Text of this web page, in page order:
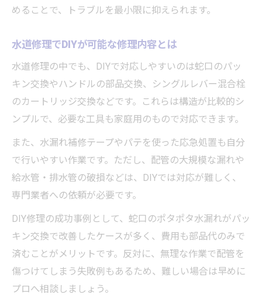
めることで、トラブルを最小限に抑えられます。
水道修理でDIYが可能な修理内容とは
水道修理の中でも、DIYで対応しやすいのは蛇口のパッ
キン交換やハンドルの部品交換、シングルレバー混合栓
のカートリッジ交換などです。これらは構造が比較的シ
ンプルで、必要な工具も家庭用のもので対応できます。
また、水漏れ補修テープやパテを使った応急処置も自分
で行いやすい作業です。ただし、配管の大規模な漏れや
給水管・排水管の破損などは、DIYでは対応が難しく、
専門業者への依頼が必要です。
DIY修理の成功事例として、蛇口のポタポタ水漏れがパッ
キン交換で改善したケースが多く、費用も部品代のみで
済むことがメリットです。反対に、無理な作業で配管を
傷つけてしまう失敗例もあるため、難しい場合は早めに
プロへ相談しましょう。